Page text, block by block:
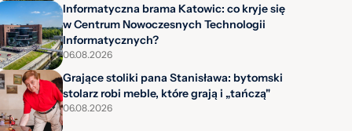
Informatyczna brama Katowic: co kryje się
w Centrum Nowoczesnych Technologii
Informatycznych?
06.08.2026
Grające stoliki pana Stanisława: bytomski
stolarz robi meble, które grają i „tańczą"
06.08.2026